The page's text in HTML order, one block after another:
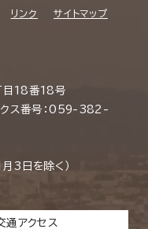
リンク サイトマップ
18番18号
ス番号：059-382-
3日を除く）
通アクセス